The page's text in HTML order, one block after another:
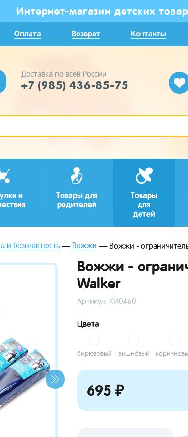
Интернет-магазин детских
Оплата Возврат Контакты
Доставка по всей России
+7 (985) 436-85-75
и
Товары для
родителей
Товары
для
детей
и безопасность Вожжи Вожжи -
Вожжи -
Walker
Артикул: КИ0460
Цвета
бирюзовый вишнёвый
695 ₽